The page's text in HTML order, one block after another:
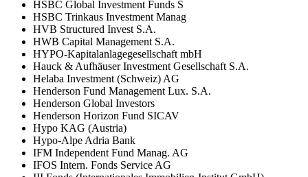
HSBC Global Investment Funds S
HSBC Trinkaus Investment Manag
HVB Structured Invest S.A.
HWB Capital Management S.A.
HYPO-Kapitalanlagegesellschaft mbH
Hauck & Aufhäuser Investment Gesellschaft S.A.
Helaba Investment (Schweiz) AG
Henderson Fund Management Lux. S.A.
Henderson Global Investors
Henderson Horizon Fund SICAV
Hypo KAG (Austria)
Hypo-Alpe Adria Bank
IFM Independent Fund Manag. AG
IFOS Intern. Fonds Service AG